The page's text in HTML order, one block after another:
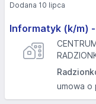
Informatyk (k/m)
umowa o
Dodana 10 lipca